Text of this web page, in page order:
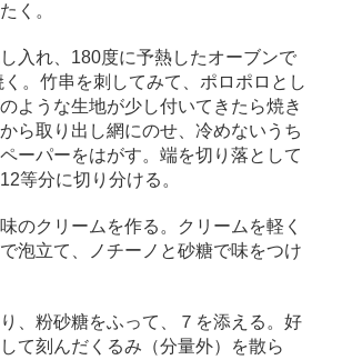
く。
入れ、180度に予熱したオーブンで
。竹串を刺してみて、ポロポロとし
ような生地が少し付いてきたら焼き
から取り出し網にのせ、冷めないうち
ーパーをはがす。端を切り落として
等分に切り分ける。
のクリームを作る。クリームを軽く
泡立て、ノチーノと砂糖で味をつけ
、粉砂糖をふって、７を添える。好
て刻んだくるみ（分量外）を散ら